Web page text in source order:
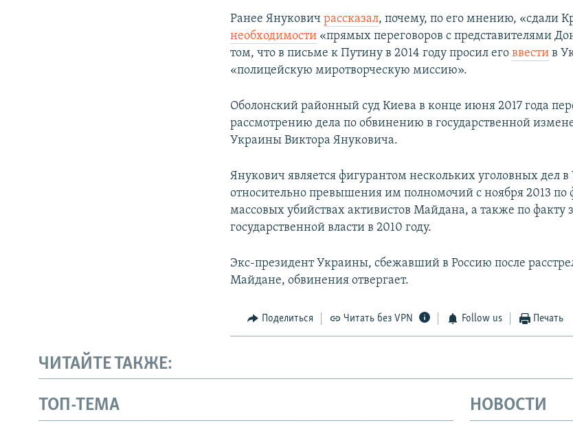
Ранее Януковичрассказал, почему, по его мнению, «сдали
необходимости «прямых переговоров с представителями
том, что в письме к Путину в 2014 году просил еговвести в
«полицейскую миротворческую миссию».
Оболонский районный суд Киева в конце июня 2017 года
рассмотрению дела по обвинению в государственной
Украины Виктора Януковича.
Янукович является фигурантом нескольких уголовных дел
относительно превышения им полномочий с ноября 2013 по
массовых убийствах активистов Майдана, а также по факту
государственной власти в 2010 году.
Экс-президент Украины, сбежавший в Россию после
Майдане, обвинения отвергает.
Поделиться Читать без VPN Follow us Печать
ЧИТАЙТЕ ТАКЖЕ:
ТОП-ТЕМА НОВОСТИ